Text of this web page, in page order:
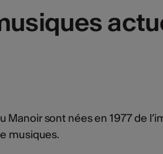
Manoir sont nées en 1977 de
musiques.